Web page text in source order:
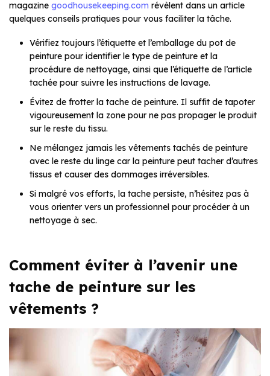
magazine goodhousekeeping.com révèlent dans un article
quelques conseils pratiques pour vous faciliter la tâche.
Vérifiez toujours l’étiquette et l’emballage du pot de
peinture pour identifier le type de peinture et la
procédure de nettoyage, ainsi que l’étiquette de l’article
tachée pour suivre les instructions de lavage.
Évitez de frotter la tache de peinture. Il suffit de tapoter
vigoureusement la zone pour ne pas propager le produit
sur le reste du tissu.
Ne mélangez jamais les vêtements tachés de peinture
avec le reste du linge car la peinture peut tacher d’autres
tissus et causer des dommages irréversibles.
Si malgré vos efforts, la tache persiste, n’hésitez pas à
vous orienter vers un professionnel pour procéder à un
nettoyage à sec.
Comment éviter à l’avenir une
tache de peinture sur les
vêtements ?